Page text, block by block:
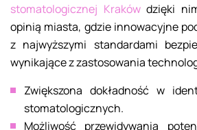
stomatologicznej Krakówdzięki
opinią miasta, gdzie innowacyjne
z najwyższymi standardami
wynikające z zastosowania
Zwiększona dokładność w
stomatologicznych.
Możliwość przewidywania